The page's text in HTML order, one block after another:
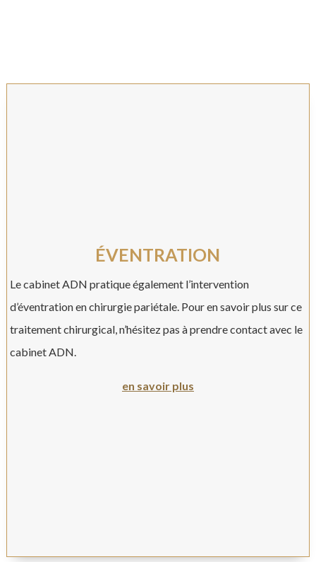
ÉVENTRATION
Le cabinet ADN pratique également l’intervention
d’éventration en chirurgie pariétale. Pour en savoir plus sur ce
traitement chirurgical, n’hésitez pas à prendre contact avec le
cabinet ADN.
en savoir plus